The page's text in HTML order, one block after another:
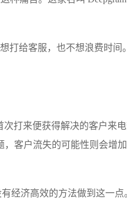
想打给客服，也不想浪费时间
打来便获得解决的客户来
，客户流失的可能性则会增
经济高效的方法做到这一点